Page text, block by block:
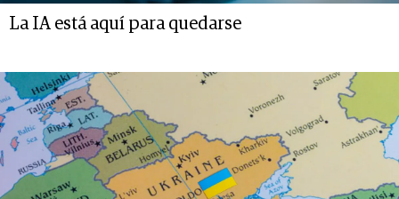
La IA está aquí para quedarse